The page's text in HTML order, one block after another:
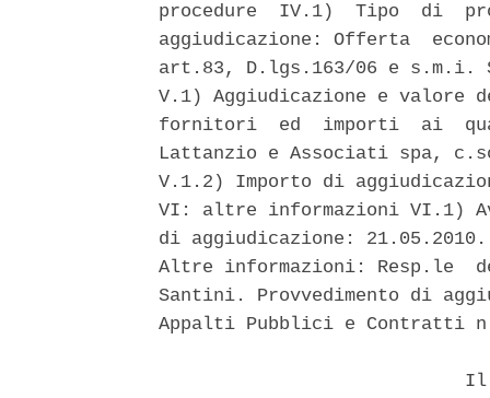
procedure  IV.1)  Tipo  di
aggiudicazione: Offerta
art.83, D.lgs.163/06 e s.m.i.
V.1) Aggiudicazione e valore
fornitori  ed  importi  ai
Lattanzio e Associati spa,
V.1.2) Importo di
VI: altre informazioni VI.1)
di aggiudicazione:
Altre informazioni: Resp.le
Santini. Provvedimento di
Appalti Pubblici e Contratti